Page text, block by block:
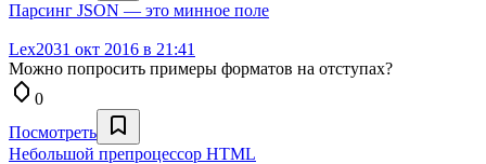
Парсинг JSON — это минное поле
Lex2031 окт 2016 в 21:41
Можно попросить примеры форматов на отступах?
0
Посмотреть
Небольшой препроцессор HTML